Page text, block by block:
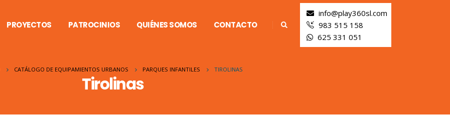
PROYECTOS PATROCINIOS QUIÉNES SOMOS CONTACTO
info@play360sl.com
983 515 158
625 331 051
CATÁLOGO DE EQUIPAMIENTOS URBANOS PARQUES INFANTILES TIROLINAS
Tirolinas